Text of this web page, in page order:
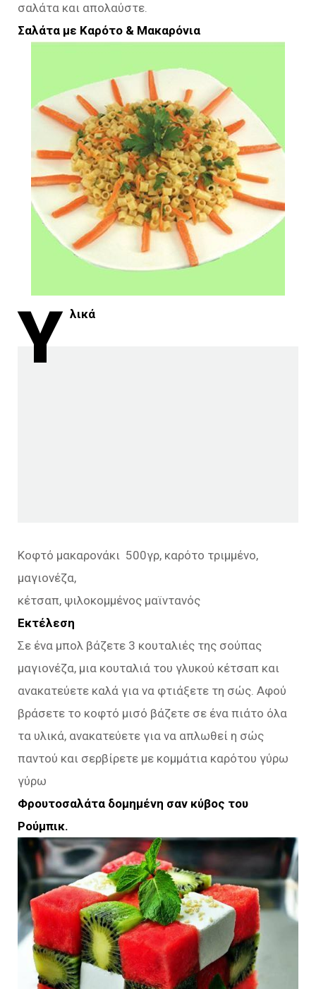
σαλάτα και απολαύστε.
Σαλάτα με Καρότο & Μακαρόνια
Υ λικά
Κοφτό μακαρονάκι 500γρ, καρότο τριμμένο,
μαγιονέζα,
κέτσαπ, ψιλοκομμένος μαϊντανός
Εκτέλεση
Σε ένα μπολ βάζετε 3 κουταλιές της σούπας
μαγιονέζα, μια κουταλιά του γλυκού κέτσαπ και
ανακατεύετε καλά για να φτιάξετε τη σώς. Αφού
βράσετε το κοφτό μισό βάζετε σε ένα πιάτο όλα
τα υλικά, ανακατεύετε για να απλωθεί η σώς
παντού και σερβίρετε με κομμάτια καρότου γύρω
γύρω
Φρουτοσαλάτα δομημένη σαν κύβος του
Ρούμπικ.